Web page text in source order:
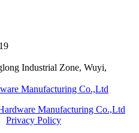
Industrial Zone, Wuyi,
Manufacturing Co.,Ltd
Privacy Policy